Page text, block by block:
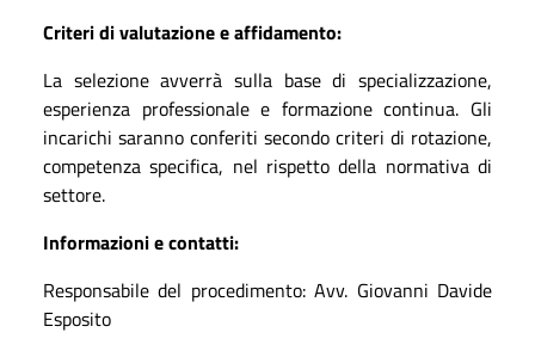
Criteri di valutazione e affidamento:
La selezione avverrà sulla base di specializzazione,
esperienza professionale e formazione continua. Gli
incarichi saranno conferiti secondo criteri di rotazione,
competenza specifica, nel rispetto della normativa di
settore.
Informazioni e contatti:
Responsabile del procedimento: Avv. Giovanni Davide
Esposito